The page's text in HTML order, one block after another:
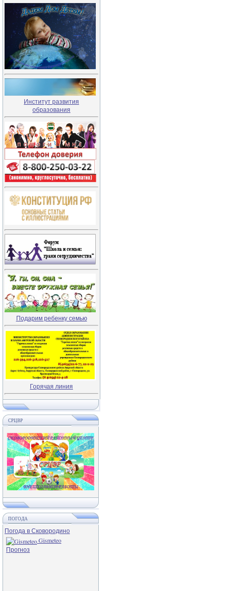
Институт развития
образования
Подарим ребенку семью
Горячая линия
СРЦВР
ПОГОДА
Погода в Сковородино
Gismeteo
Прогноз